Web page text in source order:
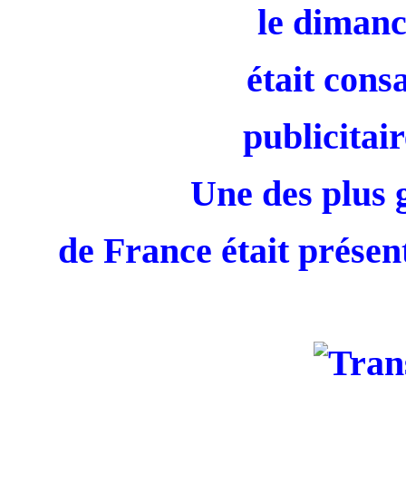
le
était
Une des plus
de France était